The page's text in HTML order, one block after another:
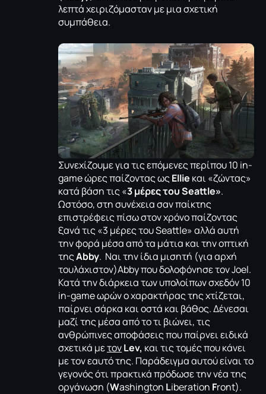
λεπτά χειριζόμασταν με μια σχετική
συμπάθεια.
Συνεχίζουμε για τις επόμενες περίπου 10 in-
game ώρες παίζοντας ωςEllie και «ζώντας»
κατά βάση τις «3 μέρες του Seattle».
Ωστόσο, στη συνέχεια σαν παίκτης
επιστρέφεις πίσω στον χρόνο παίζοντας
ξανά τις «3 μέρες του Seattle» αλλά αυτή
την φορά μέσα από τα μάτια και την οπτική
τηςAbby. Ναι την ίδια μισητή (για αρχή
τουλάχιστον)Abby που δολοφόνησε τον Joel.
Κατά την διάρκεια των υπολοίπων σχεδόν 10
in-game ωρών ο χαρακτήρας της χτίζεται,
παίρνει σάρκα και οστά και βάθος. Δένεσαι
μαζί της μέσα από το τι βιώνει, τις
ανθρώπινες αποφάσεις που παίρνει ειδικά
σχετικά μετονLev, και τις τομές που κάνει
με τον εαυτό της. Παράδειγμα αυτού είναι το
γεγονός ότι πρακτικά πρόδωσε την νέα της
οργάνωση (Washington Liberation Front).